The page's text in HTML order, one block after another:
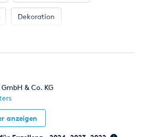
Dekoration
& Co. KG
anzeigen